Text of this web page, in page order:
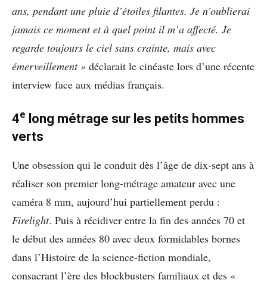
ans, pendant une pluie d’étoiles filantes. Je n’oublierai
jamais ce moment et à quel point il m’a affecté. Je
regarde toujours le ciel sans crainte, mais avec
émerveillement » déclarait le cinéaste lors d’une récente
interview face aux médias français.
4e
long métrage sur les petits hommes
verts
Une obsession qui le conduit dès l’âge de dix-sept ans à
réaliser son premier long-métrage amateur avec une
caméra 8 mm, aujourd’hui partiellement perdu :
Firelight. Puis à récidiver entre la fin des années 70 et
le début des années 80 avec deux formidables bornes
dans l’Histoire de la science-fiction mondiale,
consacrant l’ère des blockbusters familiaux et des «